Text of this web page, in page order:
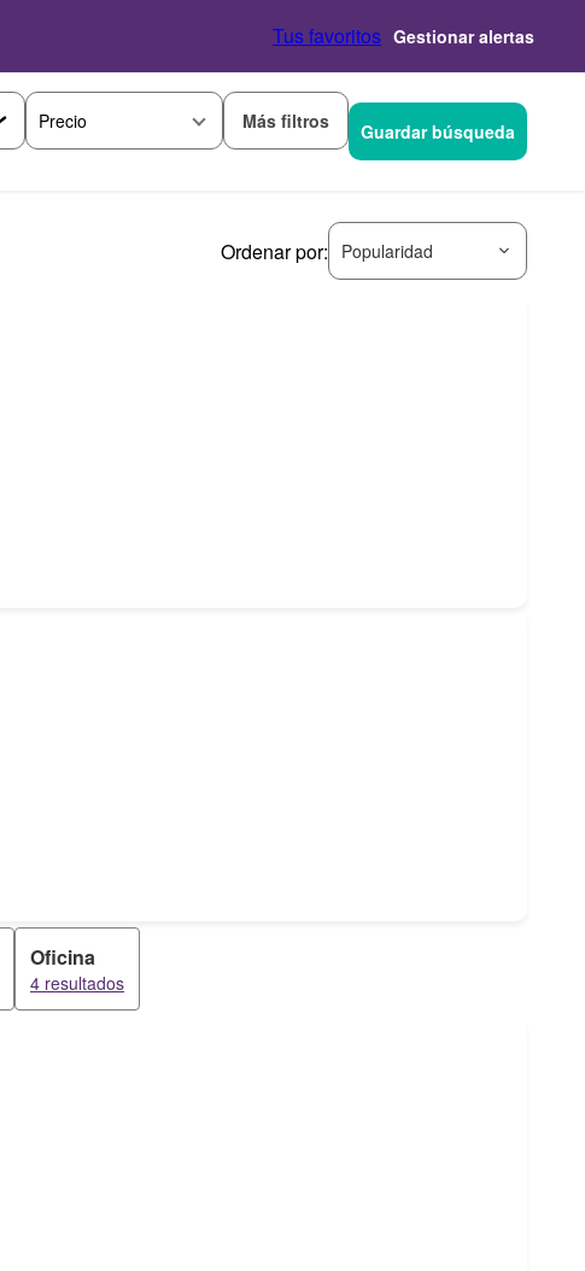
Tus favoritos Gestionar alertas
Precio Más filtros Guardar búsqueda
Ordenar por: Popularidad
Oficina
4 resultados